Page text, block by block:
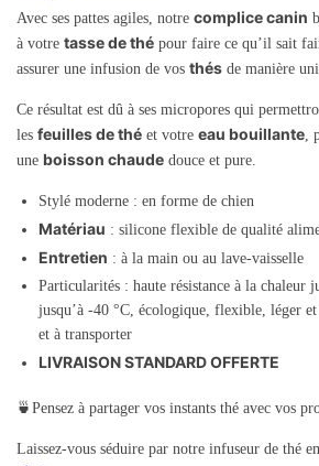
Avec ses pattes agiles, notre complice canin
à votre tasse de thé pour faire ce qu’il sait
assurer une infusion de vos thés de manière
Ce résultat est dû à ses micropores qui
les feuilles de thé et votre eau bouillante
une boisson chaude douce et pure.
Stylé moderne : en forme de chien
Matériau : silicone flexible de qualité
Entretien : à la main ou au lave-vaisselle
Particularités : haute résistance à la chaleur
jusqu’à -40 °C, écologique, flexible, léger
et à transporter
LIVRAISON STANDARD OFFERTE
🍵Pensez à partager vos instants thé avec vos
Laissez-vous séduire par notre infuseur de thé